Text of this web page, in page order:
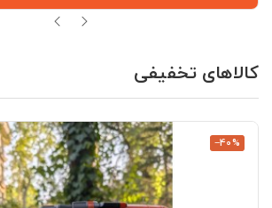
کالاهای تخفیفی
‎−40%